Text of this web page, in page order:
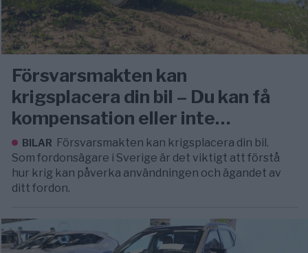
Försvarsmakten kan
krigsplacera din bil – Du kan få
kompensation eller inte…
BILAR Försvarsmakten kan krigsplacera din bil.
Som fordonsägare i Sverige är det viktigt att förstå
hur krig kan påverka användningen och ägandet av
ditt fordon.